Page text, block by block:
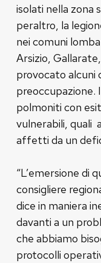
isolati nella zona
peraltro, la
nei comuni
Arsizio,
provocato alcuni
polmoniti con
vulnerabili, quali
affetti da un
“L’emersione di
consigliere
dice in maniera
davanti a un
che abbiamo
protocolli